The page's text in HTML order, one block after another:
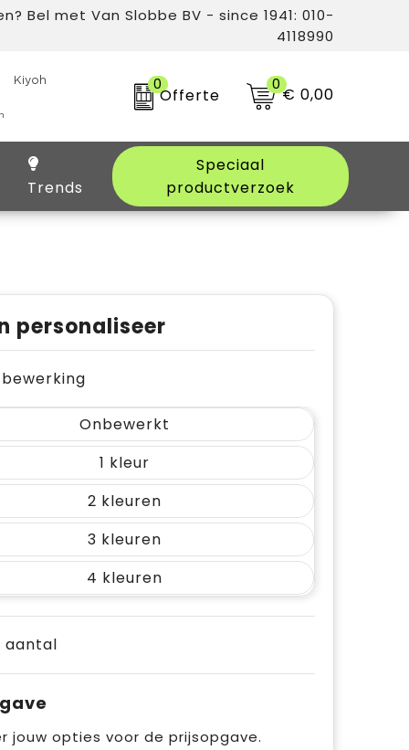
Bel met Van Slobbe BV - since 1941: 010-
4118990
0
Offerte
0€ 0,00
Trends
Speciaal
productverzoek
personaliseer
bewerking
Onbewerkt
1
2
3
4
aantal
jouw opties voor de prijsopgave.